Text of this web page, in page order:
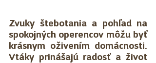
Zvuky štebotania a pohľad na
spokojných operencov môžu byť
krásnym oživením domácnosti.
Vtáky prinášajú radosť a život